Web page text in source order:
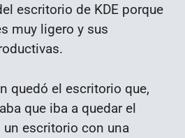
escritorio de KDE porque
muy ligero y sus
quedó el escritorio que,
que iba a quedar el
un escritorio con una